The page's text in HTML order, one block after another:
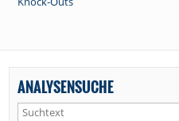
ANALYSENSUCHE